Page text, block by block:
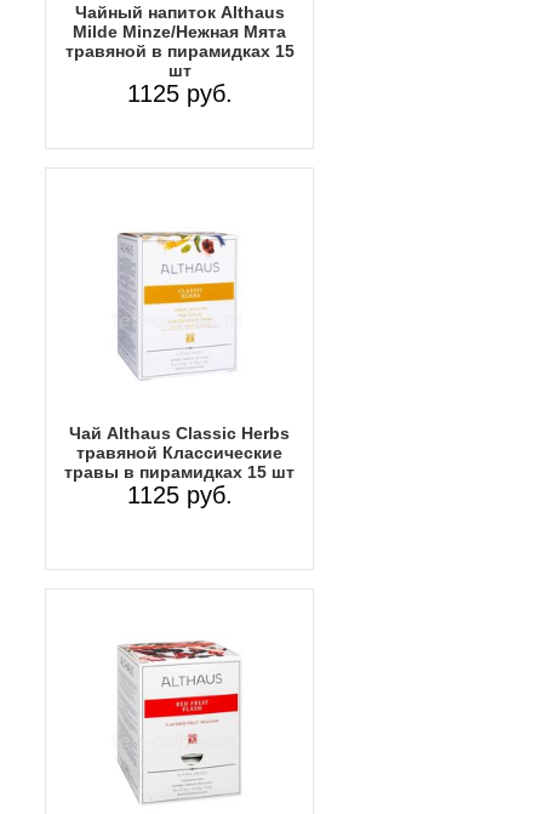
Чайный напиток Althaus
Milde Minze/Нежная Мята
травяной в пирамидках 15
шт
1125 руб.
Чай Althaus Classic Herbs
травяной Классические
травы в пирамидках 15 шт
1125 руб.